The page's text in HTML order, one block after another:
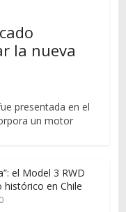
la nueva
presentada en el
un motor
el Model 3 RWD
histórico en Chile
0